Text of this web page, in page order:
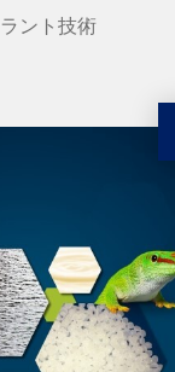
ント技術